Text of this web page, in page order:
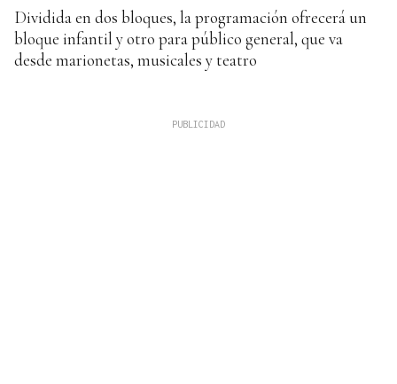
Dividida en dos bloques, la programación ofrecerá un
bloque infantil y otro para público general, que va
desde marionetas, musicales y teatro